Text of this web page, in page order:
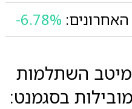
-6.78%
השתלמות
בסגמנט: